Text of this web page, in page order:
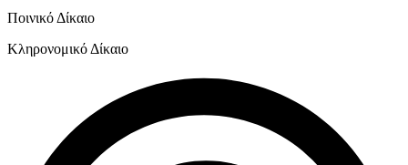
Ποινικό Δίκαιο
Κληρονομικό Δίκαιο